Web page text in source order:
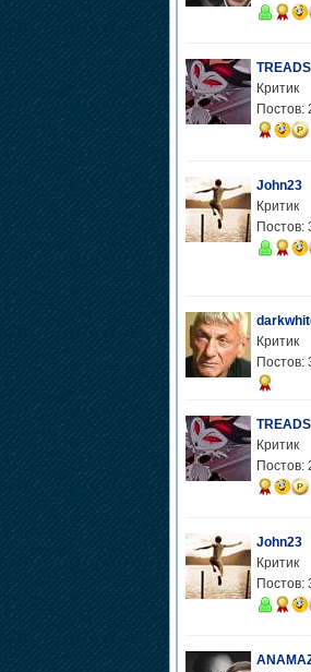
Критик
Постов:
John23
Критик
Постов:
Критик
Постов:
Критик
Постов:
John23
Критик
Постов: